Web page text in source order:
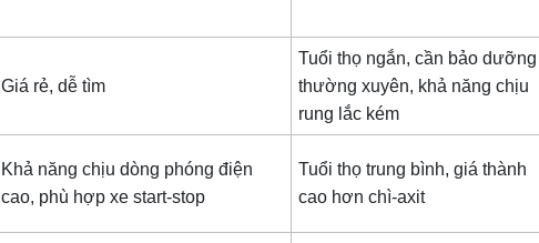
Giá rẻ, dễ tìm
Tuổi thọ ngắn, cần bảo dưỡng
thường xuyên, khả năng chịu
rung lắc kém
Khả năng chịu dòng phóng điện
cao, phù hợp xe start-stop
Tuổi thọ trung bình, giá thành
cao hơn chì-axit